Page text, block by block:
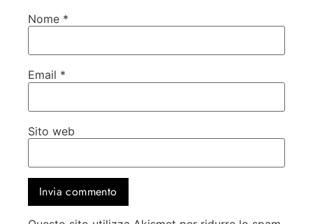
Nome *
Email *
Sito web